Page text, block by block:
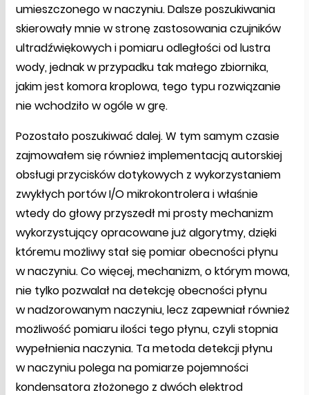
umieszczonego w naczyniu. Dalsze poszukiwania
skierowały mnie w stronę zastosowania czujników
ultradźwiękowych i pomiaru odległości od lustra
wody, jednak w przypadku tak małego zbiornika,
jakim jest komora kroplowa, tego typu rozwiązanie
nie wchodziło w ogóle w grę.
Pozostało poszukiwać dalej. W tym samym czasie
zajmowałem się również implementacją autorskiej
obsługi przycisków dotykowych z wykorzystaniem
zwykłych portów I/O mikrokontrolera i właśnie
wtedy do głowy przyszedł mi prosty mechanizm
wykorzystujący opracowane już algorytmy, dzięki
któremu możliwy stał się pomiar obecności płynu
w naczyniu. Co więcej, mechanizm, o którym mowa,
nie tylko pozwalał na detekcję obecności płynu
w nadzorowanym naczyniu, lecz zapewniał również
możliwość pomiaru ilości tego płynu, czyli stopnia
wypełnienia naczynia. Ta metoda detekcji płynu
w naczyniu polega na pomiarze pojemności
kondensatora złożonego z dwóch elektrod